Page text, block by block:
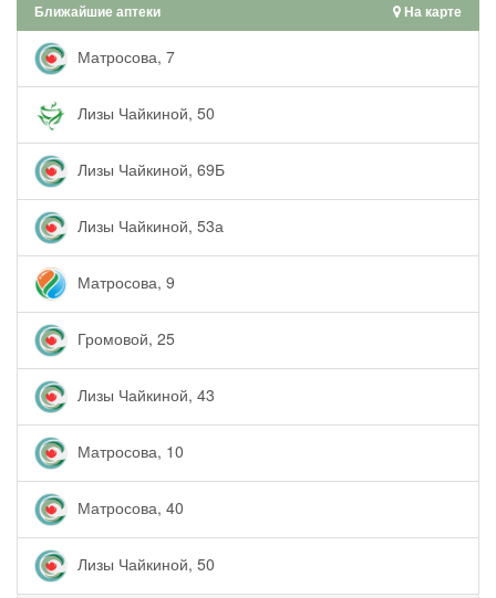
Ближайшие аптеки На карте
Матросова, 7
Лизы Чайкиной, 50
Лизы Чайкиной, 69Б
Лизы Чайкиной, 53а
Матросова, 9
Громовой, 25
Лизы Чайкиной, 43
Матросова, 10
Матросова, 40
Лизы Чайкиной, 50